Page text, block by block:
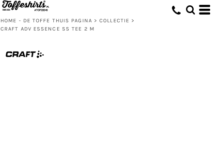
HOME - DE TOFFE THUIS PAGINA > COLLECTIE >
CRAFT ADV ESSENCE SS TEE 2 M